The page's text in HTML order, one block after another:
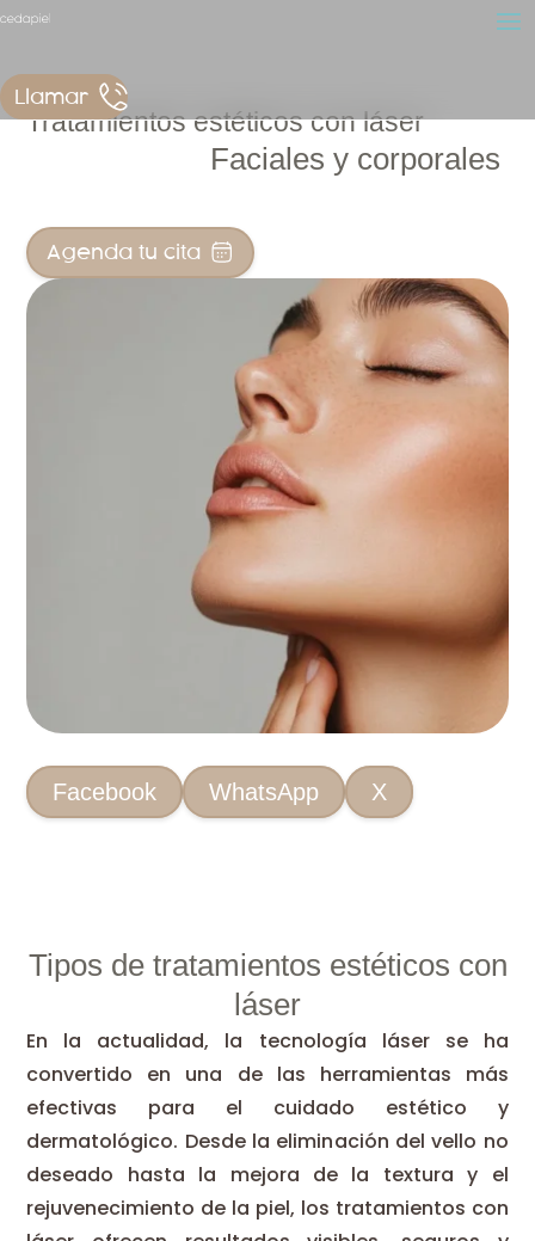
Llamar
Tratamientos estéticos con láser
Faciales y corporales
Agenda tu cita
Facebook WhatsApp X
Tipos de tratamientos estéticos con
láser
En la actualidad, la tecnología láser se ha
convertido en una de las herramientas más
efectivas para el cuidado estético y
dermatológico. Desde la eliminación del vello no
deseado hasta la mejora de la textura y el
rejuvenecimiento de la piel, los tratamientos con